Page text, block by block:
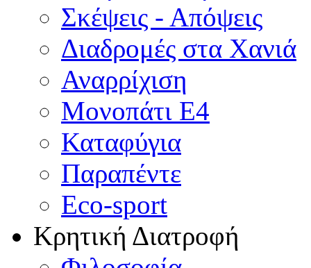
Σκέψεις - Απόψεις
Διαδρομές στα Χανιά
Αναρρίχιση
Μονοπάτι Ε4
Καταφύγια
Παραπέντε
Eco-sport
Κρητική Διατροφή